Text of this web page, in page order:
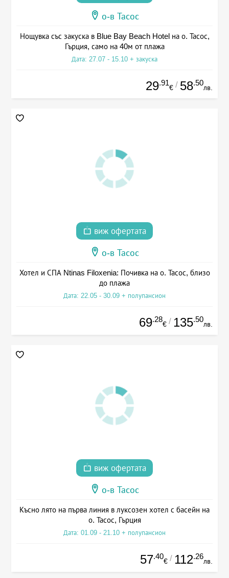
о-в Тасос
Нощувка със закуска в Blue Bay Beach Hotel на о. Тасос,
Гърция, само на 40м от плажа
Дата: 27.07 - 15.10 + закуска
29.91
€ / 58.50
лв.
виж офертата
о-в Тасос
Хотел и СПА Ntinas Filoxenia: Почивка на о. Тасос, близо
до плажа
Дата: 22.05 - 30.09 + полупансион
69.28
€ / 135.50
лв.
виж офертата
о-в Тасос
Късно лято на първа линия в луксозен хотел с басейн на
о. Тасос, Гърция
Дата: 01.09 - 21.10 + полупансион
57.40
€ / 112.26
лв.